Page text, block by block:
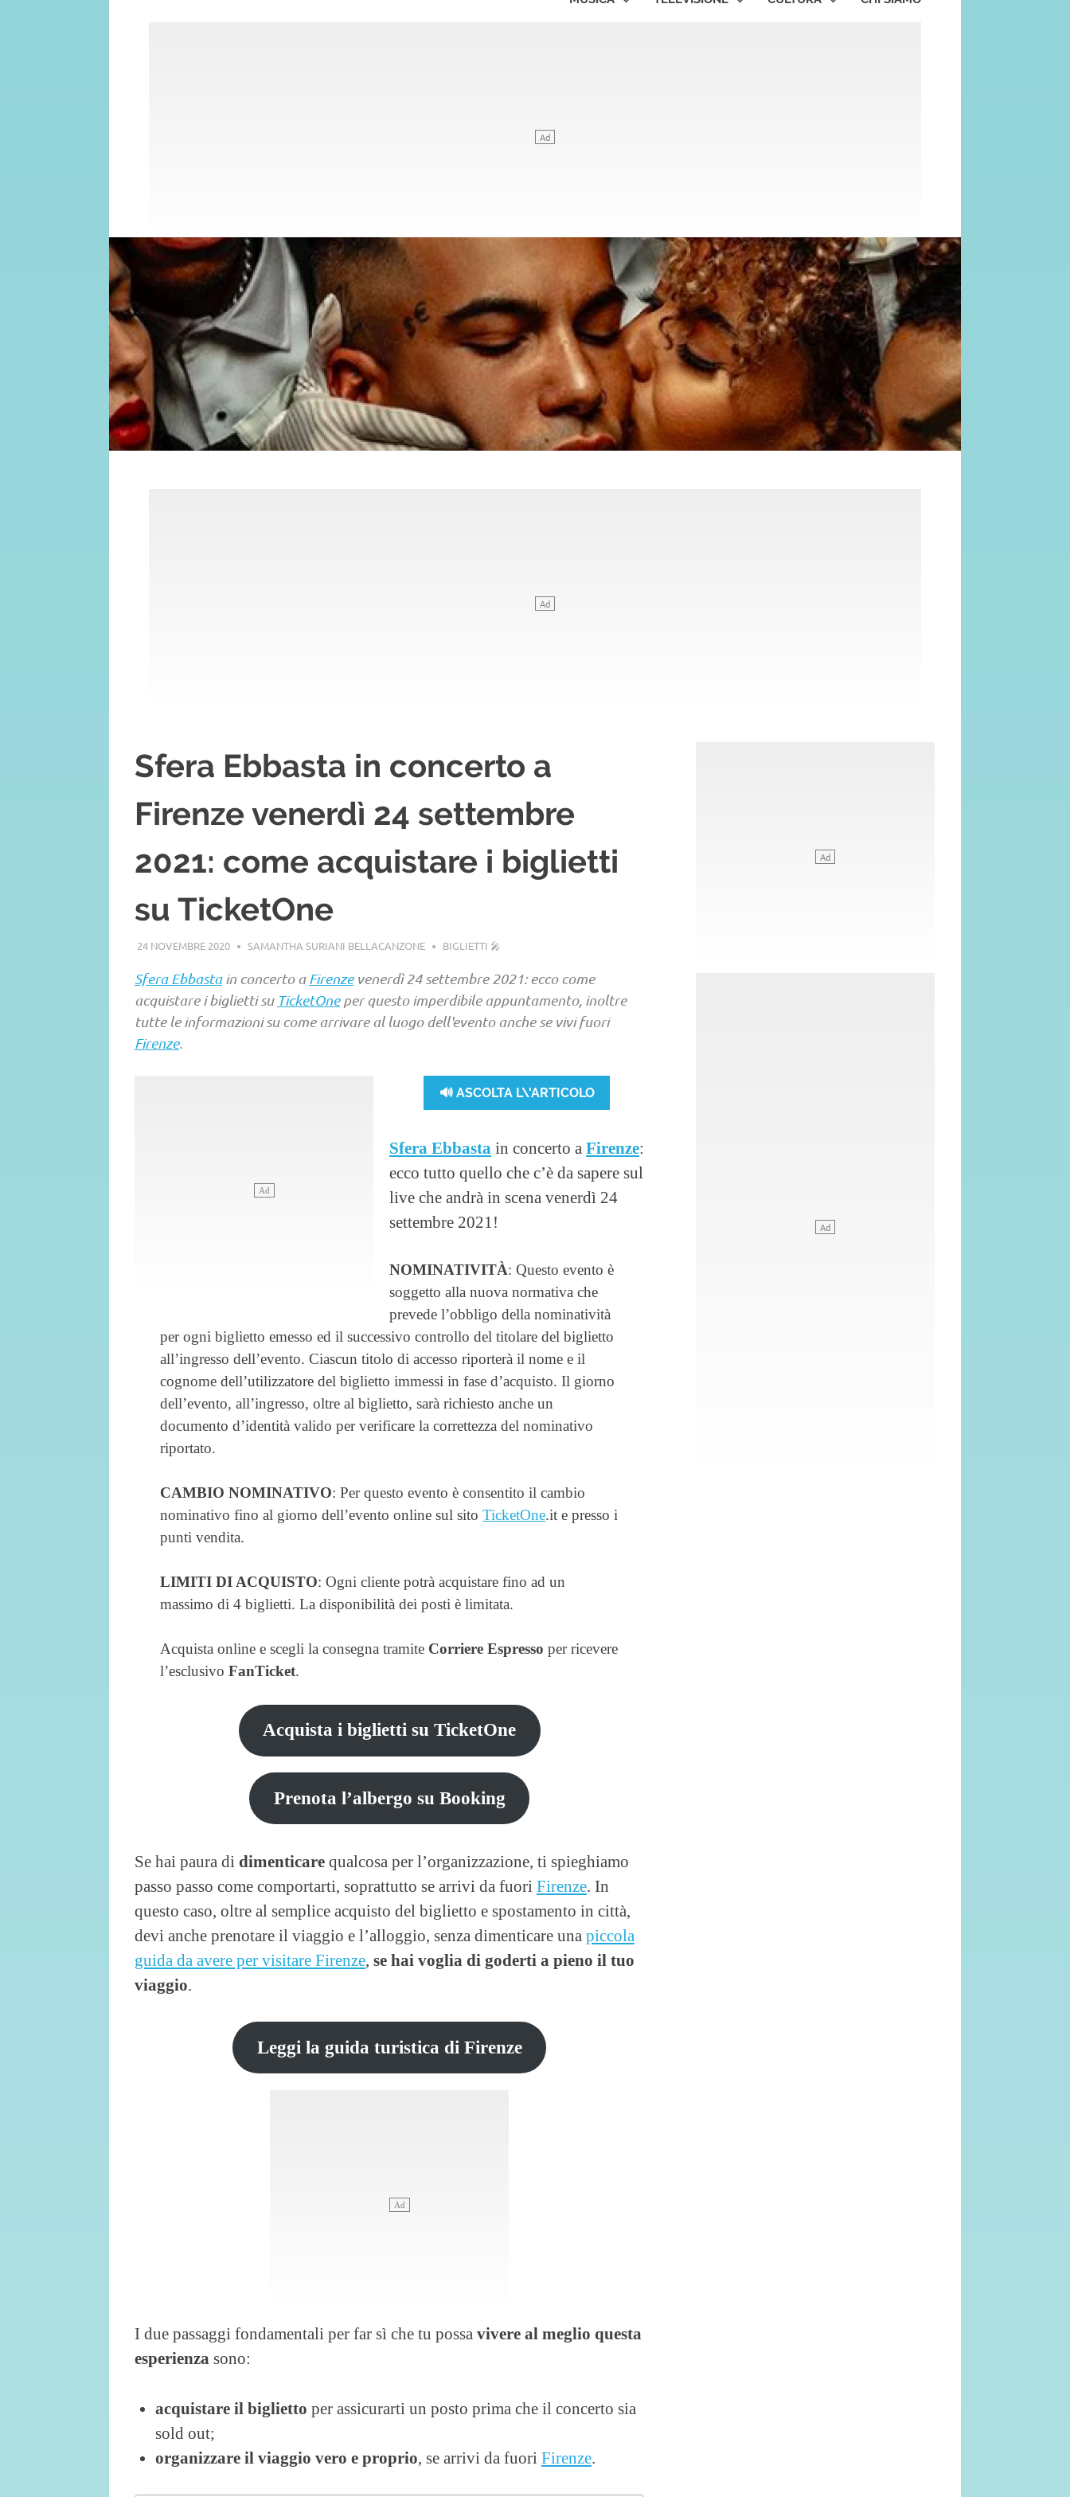
Sfera Ebbasta in concerto a
Firenze venerdì 24 settembre
2021: come acquistare i biglietti
su TicketOne
24 NOVEMBRE 2020 SAMANTHA SURIANI BELLACANZONE BIGLIETTI 🎤
Sfera Ebbastain concerto aFirenzevenerdì 24 settembre 2021: ecco come
acquistare i biglietti su TicketOneper questo imperdibile appuntamento, inoltre
tutte le informazioni su come arrivare al luogo dell'evento anche se vivi fuori
Firenze.
🔊 ASCOLTA L\'ARTICOLO
Sfera Ebbasta in concerto a Firenze:
ecco tutto quello che c’è da sapere sul
live che andrà in scena venerdì 24
settembre 2021!
NOMINATIVITÀ: Questo evento è
soggetto alla nuova normativa che
prevede l’obbligo della nominatività
per ogni biglietto emesso ed il successivo controllo del titolare del biglietto
all’ingresso dell’evento. Ciascun titolo di accesso riporterà il nome e il
cognome dell’utilizzatore del biglietto immessi in fase d’acquisto. Il giorno
dell’evento, all’ingresso, oltre al biglietto, sarà richiesto anche un
documento d’identità valido per verificare la correttezza del nominativo
riportato.
CAMBIO NOMINATIVO: Per questo evento è consentito il cambio
nominativo fino al giorno dell’evento online sul sito TicketOne.it e presso i
punti vendita.
LIMITI DI ACQUISTO: Ogni cliente potrà acquistare fino ad un
massimo di 4 biglietti. La disponibilità dei posti è limitata.
Acquista online e scegli la consegna tramite Corriere Espresso per ricevere
l’esclusivo FanTicket.
Acquista i biglietti su TicketOne
Prenota l’albergo su Booking
Se hai paura di dimenticare qualcosa per l’organizzazione, ti spieghiamo
passo passo come comportarti, soprattutto se arrivi da fuori Firenze. In
questo caso, oltre al semplice acquisto del biglietto e spostamento in città,
devi anche prenotare il viaggio e l’alloggio, senza dimenticare una piccola
guida da avere per visitare Firenze, se hai voglia di goderti a pieno il tuo
viaggio.
Leggi la guida turistica di Firenze
I due passaggi fondamentali per far sì che tu possa vivere al meglio questa
esperienza sono:
acquistare il biglietto per assicurarti un posto prima che il concerto sia
sold out;
organizzare il viaggio vero e proprio, se arrivi da fuori Firenze.